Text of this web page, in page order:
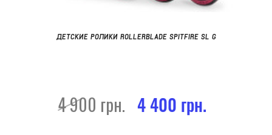
ДЕТСКИЕ РОЛИКИ ROLLERBLADE SPITFIRE SL G
4 900 грн. 4 400 грн.